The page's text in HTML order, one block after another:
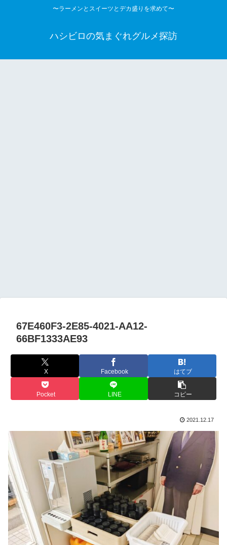
〜ラーメンとスイーツとデカ盛りを求めて〜
ハシビロの気まぐれグルメ探訪
67E460F3-2E85-4021-AA12-
66BF1333AE93
X Facebook はてブ
Pocket LINE コピー
2021.12.17